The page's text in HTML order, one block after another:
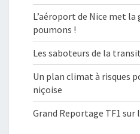
L’aéroport de Nice met
poumons !
Les saboteurs de la
Un plan climat à risques
niçoise
Grand Reportage TF1 sur